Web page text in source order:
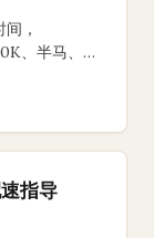
，
、半马、
指导